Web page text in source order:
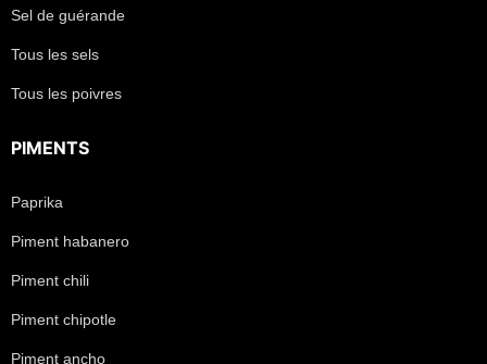
Sel de guérande
Tous les sels
Tous les poivres
PIMENTS
Paprika
Piment habanero
Piment chili
Piment chipotle
Piment ancho